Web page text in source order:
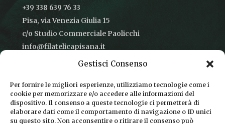
Gestisci Consenso
Per fornire le migliori esperienze, utilizziamo tecnologie come i
cookie per memorizzare e/o accedere alle informazioni del
dispositivo. Il consenso a queste tecnologie ci permetterà di
elaborare dati come il comportamento di navigazione o ID unici
su questo sito. Non acconsentire o ritirare il consenso può
+39 338 639 76 33
Pisa, via Venezia Giulia 15
c/o Studio Commerciale Paolicchi
info@filatelicapisana.it
CONDIZIONI DI VENDITA
INFORMATIVA SULLA PRIVACY